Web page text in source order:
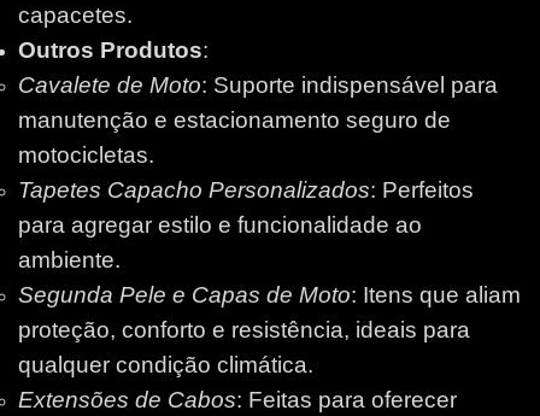
capacetes.
Outros Produtos:
Cavalete de Moto: Suporte indispensável para
manutenção e estacionamento seguro de
motocicletas.
Tapetes Capacho Personalizados: Perfeitos
para agregar estilo e funcionalidade ao
ambiente.
Segunda Pele e Capas de Moto: Itens que aliam
proteção, conforto e resistência, ideais para
qualquer condição climática.
Extensões de Cabos: Feitas para oferecer